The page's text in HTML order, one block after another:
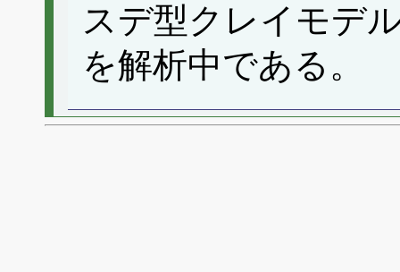
スデ型クレイモデ
を解析中である。